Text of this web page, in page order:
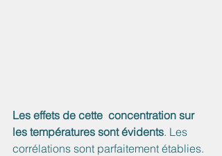
Les effets de cette  concentration sur
les températures sont évidents. Les
corrélations sont parfaitement établies.